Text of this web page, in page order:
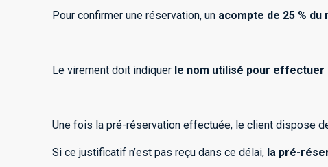
Pour confirmer une réservation, un acompte de 25 %
Le virement doit indiquer le nom utilisé pour
Une fois la pré-réservation effectuée, le client dispose
Si ce justificatif n’est pas reçu dans ce délai, la pré-